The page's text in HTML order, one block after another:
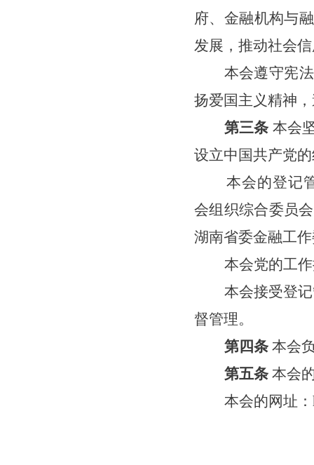
府、金融机构与
发展，推动社会
本会遵守宪
扬爱国主义精神
第三条 本会
设立中国共产党
本会的登记
会组织综合委员会
湖南省委金融工
本会党的工
本会接受登
督管理。
第四条 本会
第五条 本会
本会的网址：